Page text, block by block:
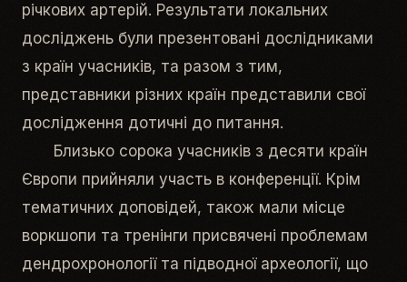
річкових артерій. Результати локальних
досліджень були презентовані дослідниками
з країн учасників, та разом з тим,
представники різних країн представили свої
дослідження дотичні до питання.
Близько сорока учасників з десяти країн
Європи прийняли участь в конференції. Крім
тематичних доповідей, також мали місце
воркшопи та тренінги присвячені проблемам
дендрохронології та підводної археології, що